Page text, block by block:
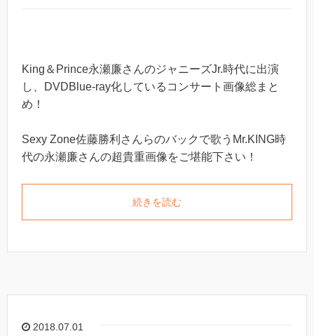
King＆Prince永瀬廉さんのジャニーズJr.時代に出演
し、DVDBlue-ray化しているコンサート画像総まと
め！
Sexy Zone佐藤勝利さんらのバックで歌うMr.KING時
代の永瀬廉さんの超貴重画像をご堪能下さい！
続きを読む
2018.07.01